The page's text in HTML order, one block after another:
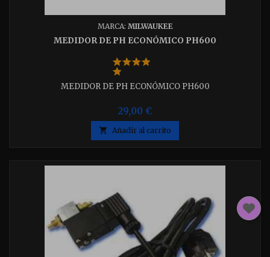
MARCA: MILWAUKEE
MEDIDOR DE PH ECONÓMICO PH600
MEDIDOR DE PH ECONÓMICO PH600
29,00 €
 Añadir al carrito